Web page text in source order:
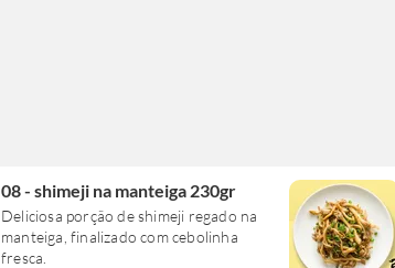
08 - shimeji na manteiga 230gr
Deliciosa porção de shimeji regado na
manteiga, finalizado com cebolinha
fresca.